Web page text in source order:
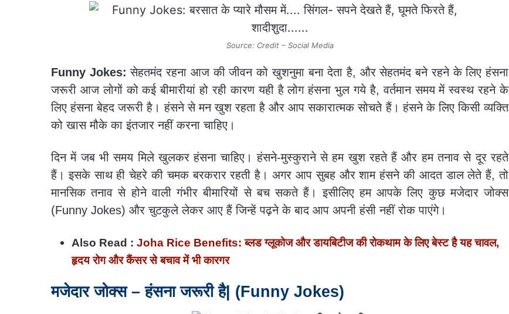
Source: Credit – Social Media
Funny Jokes: सेहतमंद रहना आज की जीवन को खुशनुमा बना देता है, और सेहतमंद बने रहने के लिए हंसना
जरूरी आज लोगों को कई बीमारीयां हो रही कारण यही है लोग हंसना भुल गये है, वर्तमान समय में स्वस्थ रहने के
लिए हंसना बेहद जरूरी है। हंसने से मन खुश रहता है और आप सकारात्मक सोचते हैं। हंसने के लिए किसी व्यक्ति
को खास मौके का इंतजार नहीं करना चाहिए।
दिन में जब भी समय मिले खुलकर हंसना चाहिए। हंसने-मुस्कुराने से हम खुश रहते हैं और हम तनाव से दूर रहते
हैं। इसके साथ ही चेहरे की चमक बरकरार रहती है। अगर आप सुबह और शाम हंसने की आदत डाल लेते हैं, तो
मानसिक तनाव से होने वाली गंभीर बीमारियों से बच सकते हैं। इसीलिए हम आपके लिए कुछ मजेदार जोक्स
(Funny Jokes) और चुटकुले लेकर आए हैं जिन्हें पढ़ने के बाद आप अपनी हंसी नहीं रोक पाएंगे।
Also Read : Joha Rice Benefits: ब्लड ग्लूकोज और डायबिटीज की रोकथाम के लिए बेस्ट है यह चावल,
हृदय रोग और कैंसर से बचाव में भी कारगर
मजेदार जोक्स – हंसना जरूरी है| (Funny Jokes)